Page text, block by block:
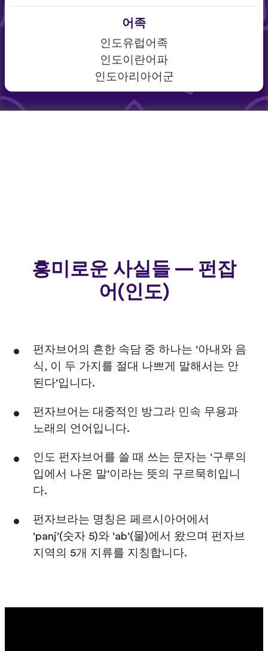
어족
인도유럽어족
인도이란어파
인도아리아어군
흥미로운 사실들 — 펀잡
어(인도)
펀자브어의 흔한 속담 중 하나는 '아내와 음
식, 이 두 가지를 절대 나쁘게 말해서는 안
된다'입니다.
펀자브어는 대중적인 방그라 민속 무용과
노래의 언어입니다.
인도 펀자브어를 쓸 때 쓰는 문자는 '구루의
입에서 나온 말'이라는 뜻의 구르묵히입니
다.
펀자브라는 명칭은 페르시아어에서
'panj'(숫자 5)와 'ab'(물)에서 왔으며 펀자브
지역의 5개 지류를 지칭합니다.